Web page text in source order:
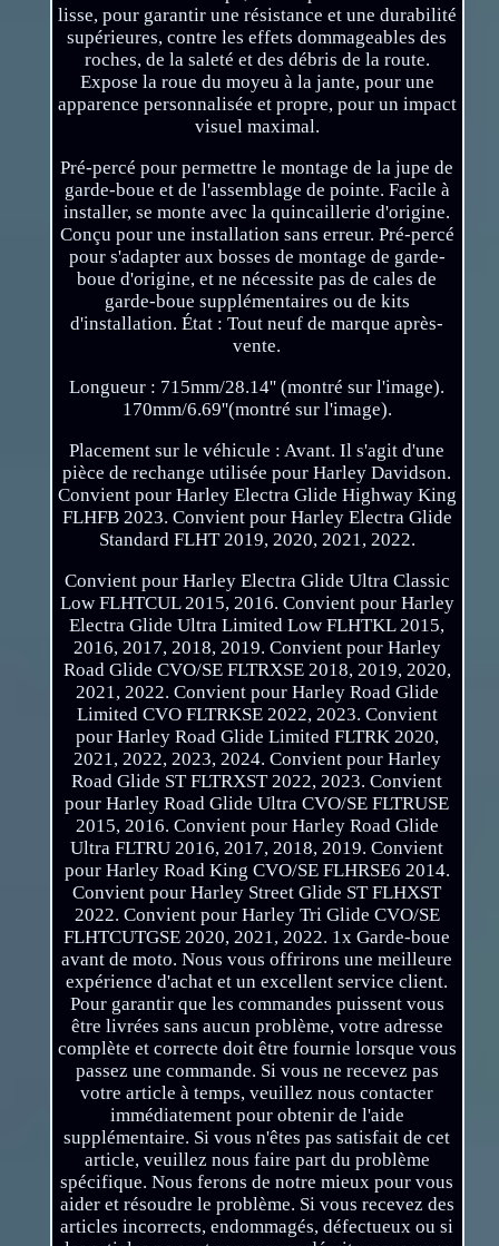
lisse, pour garantir une résistance et une durabilité
supérieures, contre les effets dommageables des
roches, de la saleté et des débris de la route.
Expose la roue du moyeu à la jante, pour une
apparence personnalisée et propre, pour un impact
visuel maximal.
Pré-percé pour permettre le montage de la jupe de
garde-boue et de l'assemblage de pointe. Facile à
installer, se monte avec la quincaillerie d'origine.
Conçu pour une installation sans erreur. Pré-percé
pour s'adapter aux bosses de montage de garde-
boue d'origine, et ne nécessite pas de cales de
garde-boue supplémentaires ou de kits
d'installation. État : Tout neuf de marque après-
vente.
Longueur : 715mm/28.14'' (montré sur l'image).
170mm/6.69''(montré sur l'image).
Placement sur le véhicule : Avant. Il s'agit d'une
pièce de rechange utilisée pour Harley Davidson.
Convient pour Harley Electra Glide Highway King
FLHFB 2023. Convient pour Harley Electra Glide
Standard FLHT 2019, 2020, 2021, 2022.
Convient pour Harley Electra Glide Ultra Classic
Low FLHTCUL 2015, 2016. Convient pour Harley
Electra Glide Ultra Limited Low FLHTKL 2015,
2016, 2017, 2018, 2019. Convient pour Harley
Road Glide CVO/SE FLTRXSE 2018, 2019, 2020,
2021, 2022. Convient pour Harley Road Glide
Limited CVO FLTRKSE 2022, 2023. Convient
pour Harley Road Glide Limited FLTRK 2020,
2021, 2022, 2023, 2024. Convient pour Harley
Road Glide ST FLTRXST 2022, 2023. Convient
pour Harley Road Glide Ultra CVO/SE FLTRUSE
2015, 2016. Convient pour Harley Road Glide
Ultra FLTRU 2016, 2017, 2018, 2019. Convient
pour Harley Road King CVO/SE FLHRSE6 2014.
Convient pour Harley Street Glide ST FLHXST
2022. Convient pour Harley Tri Glide CVO/SE
FLHTCUTGSE 2020, 2021, 2022. 1x Garde-boue
avant de moto. Nous vous offrirons une meilleure
expérience d'achat et un excellent service client.
Pour garantir que les commandes puissent vous
être livrées sans aucun problème, votre adresse
complète et correcte doit être fournie lorsque vous
passez une commande. Si vous ne recevez pas
votre article à temps, veuillez nous contacter
immédiatement pour obtenir de l'aide
supplémentaire. Si vous n'êtes pas satisfait de cet
article, veuillez nous faire part du problème
spécifique. Nous ferons de notre mieux pour vous
aider et résoudre le problème. Si vous recevez des
articles incorrects, endommagés, défectueux ou si